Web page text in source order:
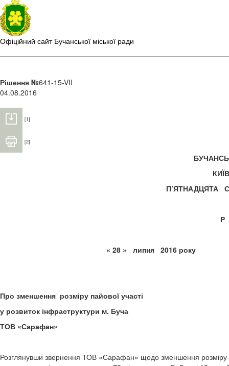
Офіційний сайт Бучанської міської ради
Рішення №641-15-VII
04.08.2016
[1]
[2]
П’ЯТНАДЦЯТА
Р
« 28 » липня
Про зменшення розміру пайової участі
у розвиток інфраструктури м. Буча
ТОВ «Сарафан»
Розглянувши звернення ТОВ «Сарафан» щодо зменшення розміру